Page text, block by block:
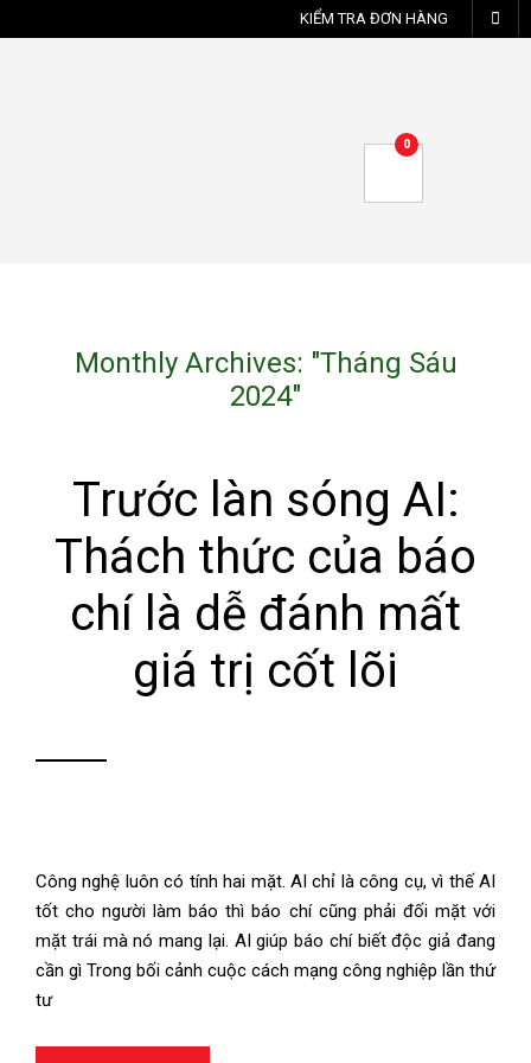
KIỂM TRA ĐƠN HÀNG
0
Monthly Archives: "Tháng Sáu
2024"
Trước làn sóng AI:
Thách thức của báo
chí là dễ đánh mất
giá trị cốt lõi
Công nghệ luôn có tính hai mặt. AI chỉ là công cụ, vì thế AI
tốt cho người làm báo thì báo chí cũng phải đối mặt với
mặt trái mà nó mang lại. AI giúp báo chí biết độc giả đang
cần gì Trong bối cảnh cuộc cách mạng công nghiệp lần thứ
tư